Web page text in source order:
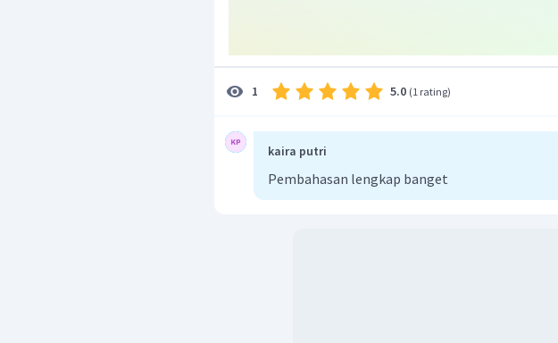
1 5.0 (1 rating)
kaira putri
Pembahasan lengkap banget